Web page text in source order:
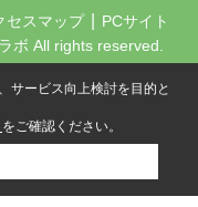
セスマップ
PCサイト
ボ All rights reserved.
サービス向上検討を目的と
をご確認ください。